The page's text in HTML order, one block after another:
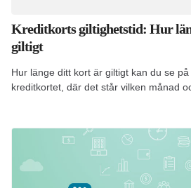
Kreditkorts giltighetstid: Hur
giltigt
Hur länge ditt kort är giltigt kan du se
kreditkortet, där det står vilken månad